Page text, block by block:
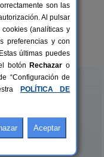
2+1 pers.
desde40 €
son las
Al pulsar
(analíticas y
preferencias y con
últimas puedes
botón Rechazar o
“Configuración de
POLÍTICA DE